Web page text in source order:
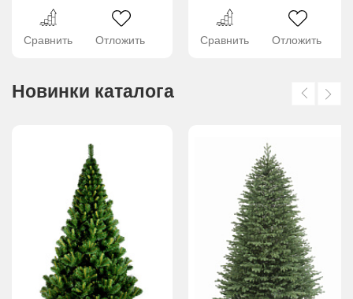
Сравнить Отложить Сравнить Отложить
Новинки каталога